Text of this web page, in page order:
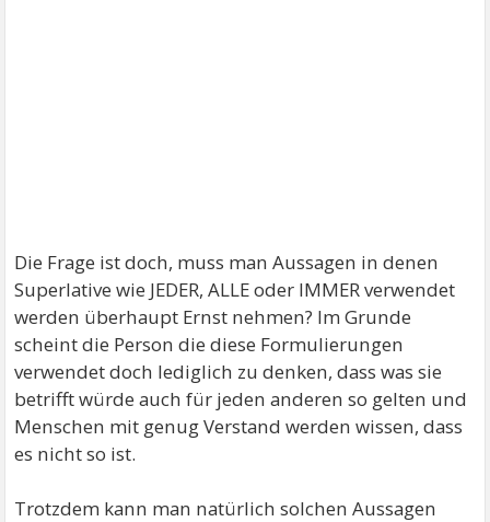
Die Frage ist doch, muss man Aussagen in denen
Superlative wie JEDER, ALLE oder IMMER verwendet
werden überhaupt Ernst nehmen? Im Grunde
scheint die Person die diese Formulierungen
verwendet doch lediglich zu denken, dass was sie
betrifft würde auch für jeden anderen so gelten und
Menschen mit genug Verstand werden wissen, dass
es nicht so ist.
Trotzdem kann man natürlich solchen Aussagen